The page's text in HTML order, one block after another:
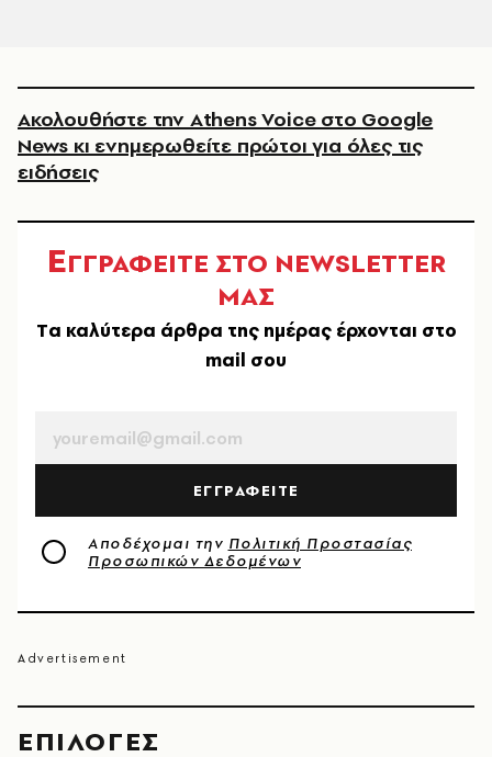
EΠΙΛΟΓΈΣ
Ακολουθήστε την Athens Voice στο Google
News κι ενημερωθείτε πρώτοι για όλες τις
ειδήσεις
ΕΓΓΡΑΦΕΙΤΕ ΣΤΟ NEWSLETTER
ΜΑΣ
Tα καλύτερα άρθρα της ημέρας έρχονται στο
mail σου
ΕΓΓΡΑΦΕΙΤΕ
Αποδέχομαι την Πολιτική Προστασίας
Προσωπικών Δεδομένων